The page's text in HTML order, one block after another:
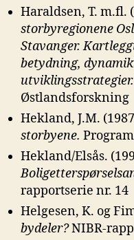
Haraldsen, T. m.fl.
storbyregionene
Stavanger.
betydning,
utviklingsstrategier.
Østlandsforskning
Hekland, J.M.
storbyene.
Hekland/Elsås.
rapportserie nr. 14
Helgesen, K. og
bydeler?NIBR-